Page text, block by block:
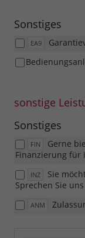
Sonstiges
EA9
sonstige
Sonstiges
FIN
Gerne
Finanzierung für
INZ
Sie
Sprechen Sie
ANM